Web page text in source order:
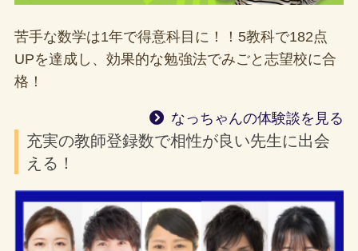
苦手な数学は1年で得意科目に！！5教科で182点
UPを達成し、効果的な勉強法でみごと志望校に合
格！
なっちゃんの体験談を見る
充実の教師登録数で相性が良い先生に出会
える！